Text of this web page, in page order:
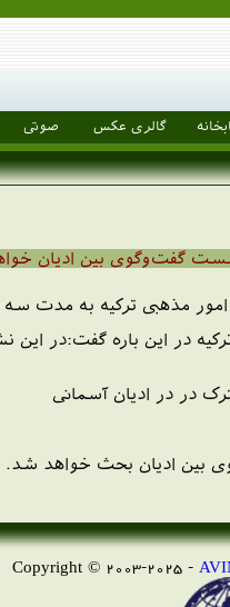
گالری عکس صوتی
گفت‌وگوی بين اديان
مذهبی تركيه به مدت
تركيه در اين باره گفت:در
در در اديان آسمانی
بين اديان بحث خواهد شد.
Copyright © 2003-2025 -